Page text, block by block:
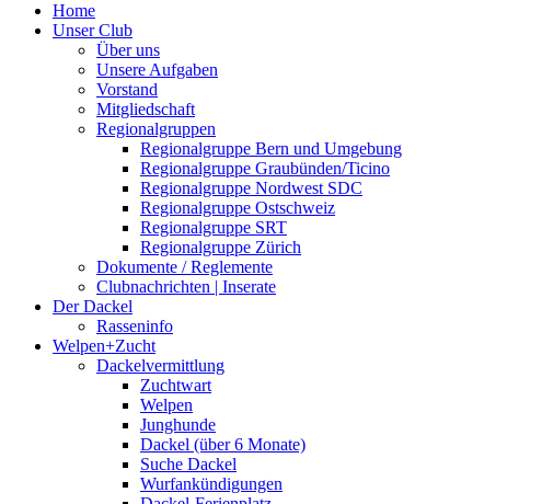
Home
Unser Club
Über uns
Unsere Aufgaben
Vorstand
Mitgliedschaft
Regionalgruppen
Regionalgruppe Bern und Umgebung
Regionalgruppe Graubünden/Ticino
Regionalgruppe Nordwest SDC
Regionalgruppe Ostschweiz
Regionalgruppe SRT
Regionalgruppe Zürich
Dokumente / Reglemente
Clubnachrichten | Inserate
Der Dackel
Rasseninfo
Welpen+Zucht
Dackelvermittlung
Zuchtwart
Welpen
Junghunde
Dackel (über 6 Monate)
Suche Dackel
Wurfankündigungen